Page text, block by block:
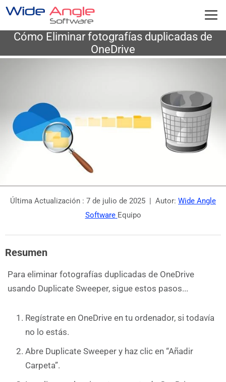
Cómo Eliminar fotografías duplicadas de
OneDrive
Última Actualización : 7 de julio de 2025 | Autor: Wide Angle
Software Equipo
Resumen
Para eliminar fotografías duplicadas de OneDrive
usando Duplicate Sweeper, sigue estos pasos...
Regístrate en OneDrive en tu ordenador, si todavía
no lo estás.
Abre Duplicate Sweeper y haz clic en “Añadir
Carpeta”.